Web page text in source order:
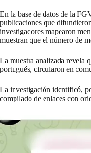
En la base de datos de la
publicaciones que
investigadores mapearon
muestran que el número de
La muestra analizada revela
portugués, circularon en
La investigación identificó,
compilado de enlaces con